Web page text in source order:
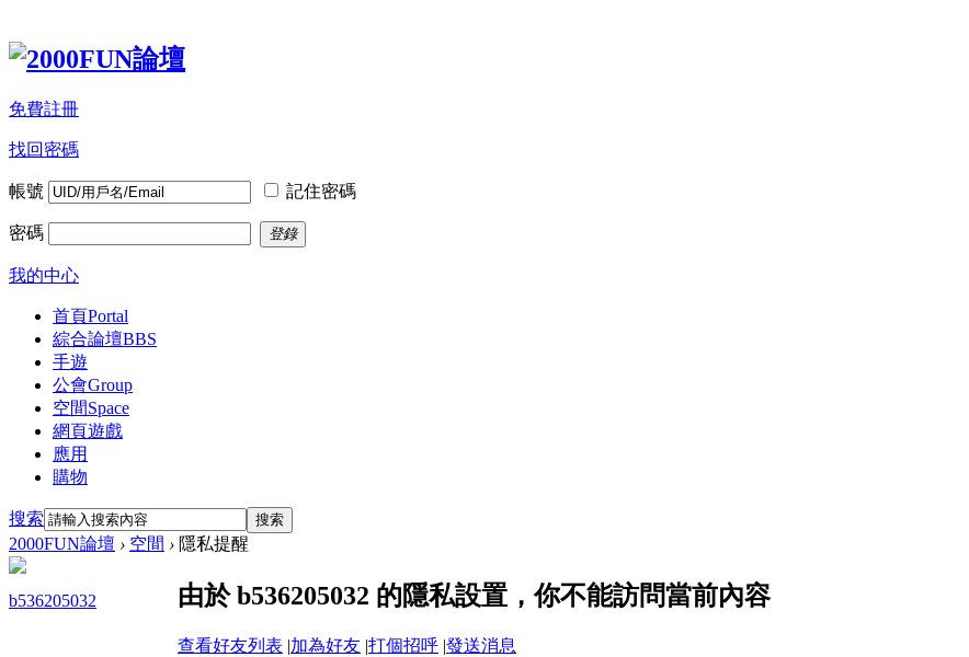
免費註冊
找回密碼
帳號 記住密碼
密碼 登錄
我的中心
首頁Portal
綜合論壇BBS
手遊
公會Group
空間Space
網頁遊戲
應用
購物
搜索 搜索
2000FUN論壇 › 空間 › 隱私提醒
b536205032 由於 b536205032 的隱私設置，你不能訪問當前內容
查看好友列表 |加為好友 |打個招呼 |發送消息